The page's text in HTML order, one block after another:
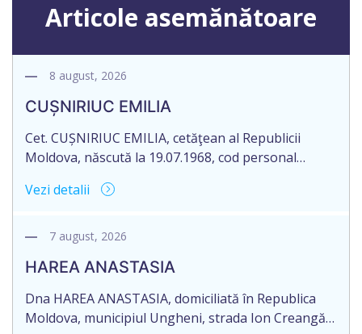
Articole asemănătoare
8 august, 2026
CUȘNIRIUC EMILIA
Cet. CUȘNIRIUC EMILIA, cetăţean al Republicii
Moldova, născută la 19.07.1968, cod personal
raionul Fălești, satul Comarovca, aduce la
Certificatului de moștenitor legal, înregistrat sub
Larisa Dogotari, cu sediul biroului în or. Fălești,
str.Ștefan cel Mare, 61.
Vezi detalii
7 august, 2026
HAREA ANASTASIA
Dna HAREA ANASTASIA, domiciliată în Republica
Moldova, municipiul Ungheni, strada Ion Creangă